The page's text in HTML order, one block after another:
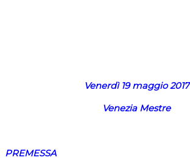
Venerdì 19 maggio 2017
Venezia Mestre
PREMESSA